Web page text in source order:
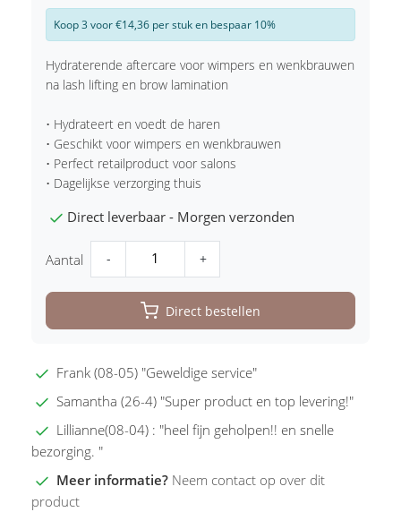
Koop 3 voor €14,36 per stuk en bespaar 10%
Hydraterende aftercare voor wimpers en wenkbrauwen
na lash lifting en brow lamination
• Hydrateert en voedt de haren
• Geschikt voor wimpers en wenkbrauwen
• Perfect retailproduct voor salons
• Dagelijkse verzorging thuis
Direct leverbaar - Morgen verzonden
Aantal - +
Direct bestellen
Frank (08-05) "Geweldige service"
Samantha (26-4) "Super product en top levering!"
Lillianne(08-04) : "heel fijn geholpen!! en snelle
bezorging. "
Meer informatie? Neem contact op over dit
product